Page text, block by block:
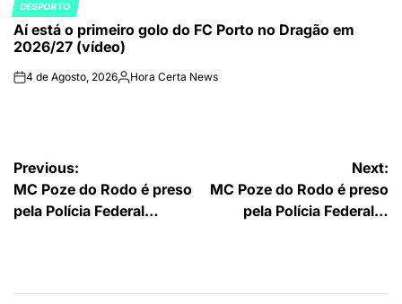
POSTED
IN
DESPORTO
Aí está o primeiro golo do FC Porto no Dragão em
2026/27 (vídeo)
on4 de Agosto, 2026Publicado
Hora Certa News
Navegação
de
Previous:
MC Poze do Rodo é preso
pela Polícia Federal…
Next:
MC Poze do Rodo é preso
pela Polícia Federal…